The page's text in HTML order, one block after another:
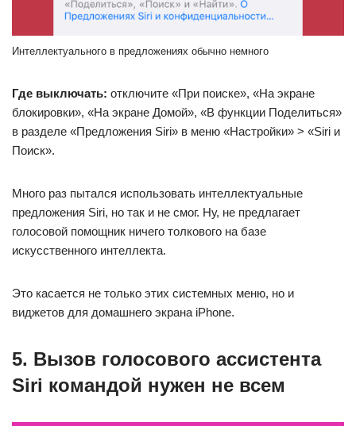
Интеллектуального в предложениях обычно немного
Где выключать: отключите «При поиске», «На экране
блокировки», «На экране Домой», «В функции Поделиться»
в разделе «Предложения Siri» в меню «Настройки» > «Siri и
Поиск».
Много раз пытался использовать интеллектуальные
предложения Siri, но так и не смог. Ну, не предлагает
голосовой помощник ничего толкового на базе
искусственного интеллекта.
Это касается не только этих системных меню, но и
виджетов для домашнего экрана iPhone.
5. Вызов голосового ассистента
Siri командой нужен не всем